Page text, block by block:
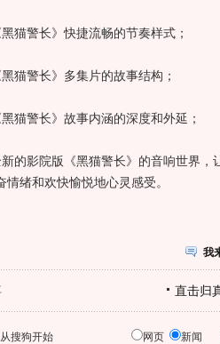
警长》快捷流畅的节奏样式；
警长》多集片的故事结构；
警长》故事内涵的深度和外延；
影院版《黑猫警长》的音响世界，
绪和欢快愉悦地心灵感受。
我
直击归
搜狗开始 网页 新闻